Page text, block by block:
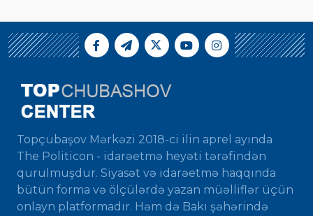
Topçubaşov Mərkəzi 2018-ci ilin aprel ayında
The Politicon - idarəetmə heyəti tərəfindən
qurulmuşdur. Siyasət və idarəetmə haqqında
bütün forma və ölçülərdə yazan müəlliflər üçün
onlayn platformadır. Həm də Bakı şəhərində